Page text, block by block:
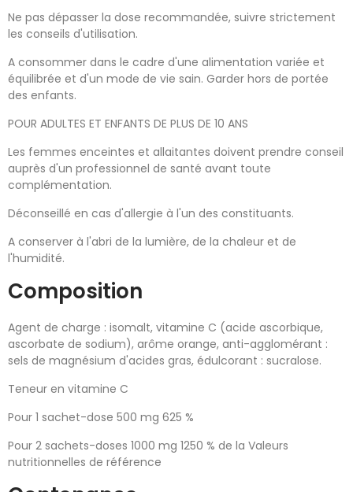
Ne pas dépasser la dose recommandée, suivre strictement
les conseils d'utilisation.
A consommer dans le cadre d'une alimentation variée et
équilibrée et d'un mode de vie sain. Garder hors de portée
des enfants.
POUR ADULTES ET ENFANTS DE PLUS DE 10 ANS
Les femmes enceintes et allaitantes doivent prendre conseil
auprès d'un professionnel de santé avant toute
complémentation.
Déconseillé en cas d'allergie à l'un des constituants.
A conserver à l'abri de la lumière, de la chaleur et de
l'humidité.
Composition
Agent de charge : isomalt, vitamine C (acide ascorbique,
ascorbate de sodium), arôme orange, anti-agglomérant :
sels de magnésium d'acides gras, édulcorant : sucralose.
Teneur en vitamine C
Pour 1 sachet-dose 500 mg 625 %
Pour 2 sachets-doses 1000 mg 1250 % de la Valeurs
nutritionnelles de référence